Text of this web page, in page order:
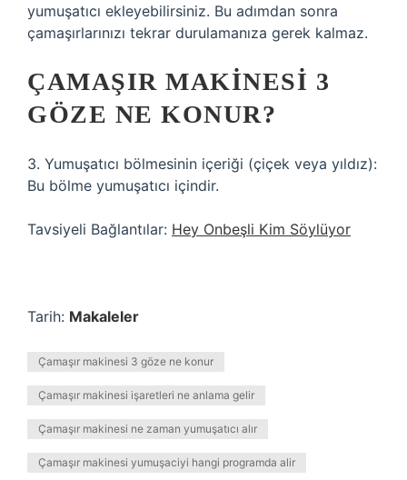
yumuşatıcı ekleyebilirsiniz. Bu adımdan sonra
çamaşırlarınızı tekrar durulamanıza gerek kalmaz.
ÇAMAŞIR MAKINESI 3
GÖZE NE KONUR?
3. Yumuşatıcı bölmesinin içeriği (çiçek veya yıldız):
Bu bölme yumuşatıcı içindir.
Tavsiyeli Bağlantılar: Hey Onbeşli Kim Söylüyor
Tarih: Makaleler
Çamaşır makinesi 3 göze ne konur
Çamaşır makinesi işaretleri ne anlama gelir
Çamaşır makinesi ne zaman yumuşatıcı alır
Çamaşır makinesi yumuşaciyi hangi programda alir